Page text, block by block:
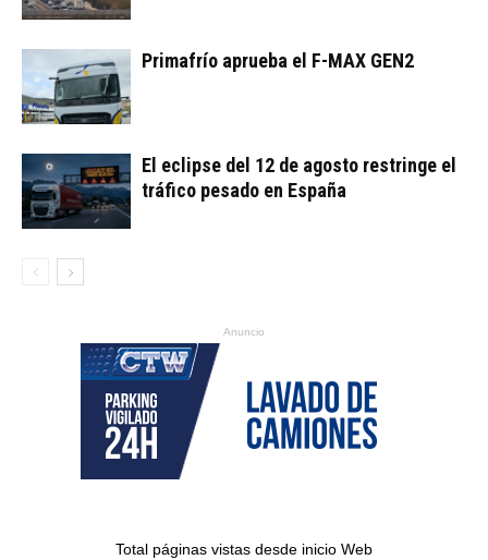
Primafrío aprueba el F-MAX GEN2
El eclipse del 12 de agosto restringe el
tráfico pesado en España
Anuncio
Total páginas vistas desde inicio Web